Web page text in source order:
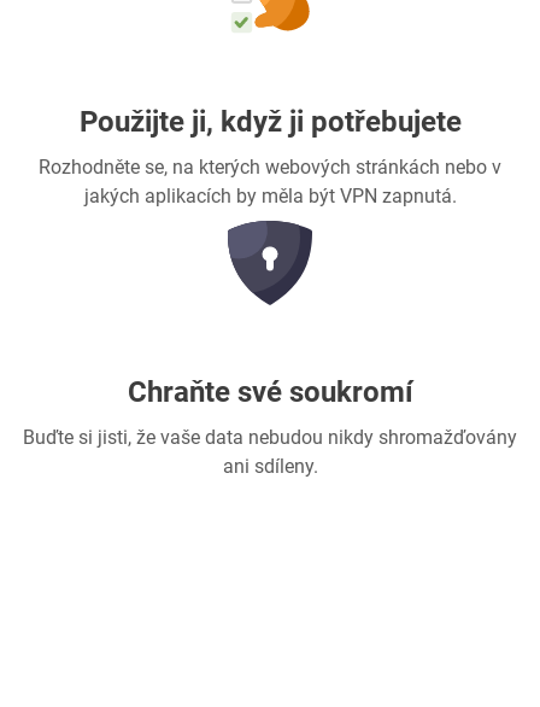
Použijte ji, když ji potřebujete
Rozhodněte se, na kterých webových stránkách nebo v
jakých aplikacích by měla být VPN zapnutá.
Chraňte své soukromí
Buďte si jisti, že vaše data nebudou nikdy shromažďovány
ani sdíleny.